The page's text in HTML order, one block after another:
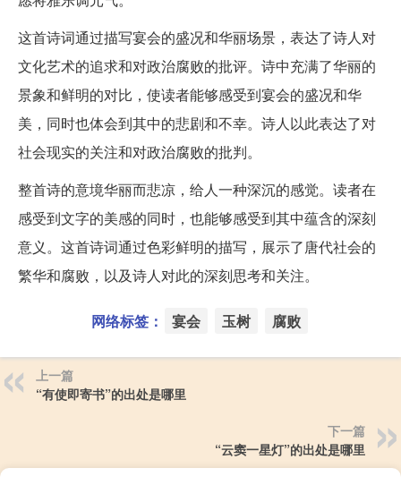
这首诗词通过描写宴会的盛况和华丽场景，表达了诗人对
文化艺术的追求和对政治腐败的批评。诗中充满了华丽的
景象和鲜明的对比，使读者能够感受到宴会的盛况和华
美，同时也体会到其中的悲剧和不幸。诗人以此表达了对
社会现实的关注和对政治腐败的批判。
整首诗的意境华丽而悲凉，给人一种深沉的感觉。读者在
感受到文字的美感的同时，也能够感受到其中蕴含的深刻
意义。这首诗词通过色彩鲜明的描写，展示了唐代社会的
繁华和腐败，以及诗人对此的深刻思考和关注。
网络标签： 宴会 玉树 腐败
上一篇
“有使即寄书”的出处是哪里
下一篇
“云窦一星灯”的出处是哪里